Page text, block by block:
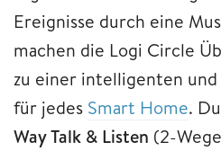
Ereignisse durch eine
machen die Logi Circle
zu einer intelligenten und
für jedes Smart Home.
Way Talk & Listen (2-